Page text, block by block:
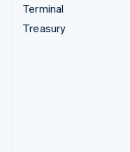
Terminal
Treasury